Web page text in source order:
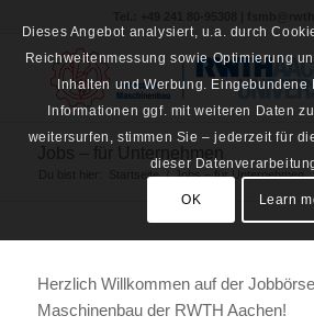
Startseite / Jobs – für Unternehmen
Herzlich Willkommen auf der
Maschinenbau der RWTH Aachen!
Dieses Angebot analysiert, u.a. durch
Reichweitenmessung sowie Optimierung
Inhalten und Werbung. Eingebundene
Informationen ggf. mit weiteren Daten
weitersurfen, stimmen Sie – jederzeit für
dieser
OK Learn